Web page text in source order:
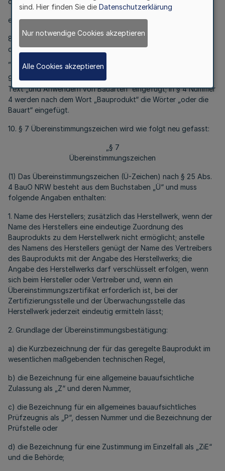
eingefügt.
8. In § 3 Abs. 2 Nummer 2 sind nach dem Wort „Bauprodukt“
die Wörter „oder zur Bauart“ einzufügen; „NW“ ist durch
9. In § 4 Nummer 1 wird nach dem Wort „Bauprodukte“ der
Text „und Anwendern von Bauarten“ eingefügt; in § 4 Nummer
4 werden nach dem Wort „Bauprodukt“ die Wörter „oder die
Bauart“ eingefügt.
10. § 7 Übereinstimmungszeichen wird wie folgt neu gefasst:
„§ 7
Übereinstimmungszeichen
(1) Das Übereinstimmungszeichen (Ü-Zeichen) nach § 25 Abs.
4 BauO NRW besteht aus dem Buchstaben „Ü“ und muss
folgende Angaben enthalten:
1. Name des Herstellers; zusätzlich das Herstellwerk, wenn der
Name des Herstellers eine eindeutige Zuordnung des
Bauprodukts zu dem Herstellwerk nicht ermöglicht; anstelle
des Namens des Herstellers genügt der Name des Vertreibers
des Bauprodukts mit der Angabe des Herstellwerks; die
Angabe des Herstellwerks darf verschlüsselt erfolgen, wenn
sich beim Hersteller oder Vertreiber und, wenn ein
Übereinstimmungszertifikat erforderlich ist, bei der
Zertifizierungsstelle und der Überwachungsstelle das
Herstellwerk jederzeit eindeutig ermitteln lässt;
2. Grundlage der Übereinstimmungsbestätigung:
a) die Kurzbezeichnung der für das geregelte Bauprodukt im
wesentlichen maßgebenden technischen Regel,
b) die Bezeichnung für eine allgemeine bauaufsichtliche
Zulassung als „Z“ und deren Nummer,
c) die Bezeichnung für ein allgemeines bauaufsichtliches
Prüfzeugnis als „P“, dessen Nummer und die Bezeichnung der
Prüfstelle oder
d) die Bezeichnung für eine Zustimmung im Einzelfall als „ZiE“
und die Behörde;
sind. Hier finden Sie die Datenschutzerklärung
Nur notwendige Cookies akzeptieren
Alle Cookies akzeptieren